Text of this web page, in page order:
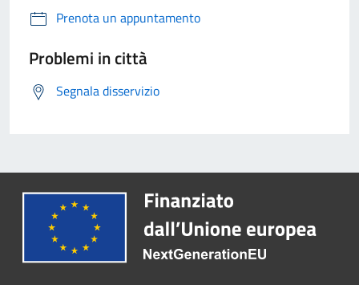
Prenota un appuntamento
Problemi in città
Segnala disservizio